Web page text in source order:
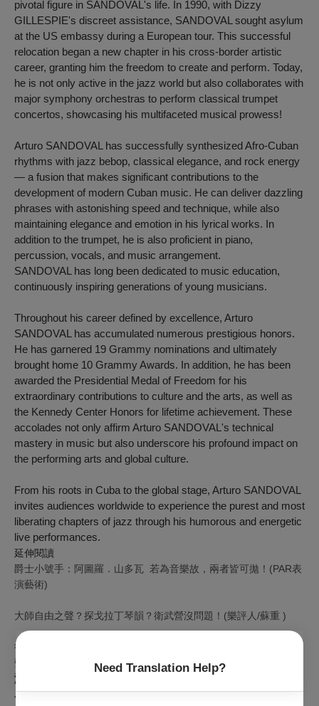
Need Translation Help?
pivotal figure in SANDOVAL's life. In 1990, with Dizzy
GILLESPIE's discreet assistance, SANDOVAL sought asylum
at the US embassy during a European tour. This successful
relocation began a new chapter in his cross-border artistic
career, granting him the freedom to create and perform. Today,
he is not only active in the jazz world but also collaborates with
major symphony orchestras to perform classical trumpet
concertos, showcasing his multifaceted musical prowess!
Arturo SANDOVAL has successfully synthesized Afro-Cuban
rhythms with jazz bebop, classical elegance, and rock energy
— a fusion that makes significant contributions to the
development of modern Cuban music. He can deliver dazzling
phrases with astonishing speed and technique, while also
maintaining elegance and emotion in his lyrical works. In
addition to the trumpet, he is also proficient in piano,
percussion, vocals, and music arrangement.
SANDOVAL has long been dedicated to music education,
continuously inspiring generations of young musicians.
Throughout his career defined by excellence, Arturo
SANDOVAL has accumulated numerous prestigious honors.
He has garnered 19 Grammy nominations and ultimately
brought home 10 Grammy Awards. In addition, he has been
awarded the Presidential Medal of Freedom for his
extraordinary contributions to culture and the arts, as well as
the Kennedy Center Honors for lifetime achievement. These
accolades not only affirm Arturo SANDOVAL's technical
mastery in music but also underscore his profound impact on
the performing arts and global culture.
From his roots in Cuba to the global stage, Arturo SANDOVAL
invites audiences worldwide to experience the purest and most
liberating chapters of jazz through his humorous and energetic
live performances.
延伸閱讀
爵士小號手：阿圖羅．山多瓦 若為音樂故，兩者皆可拋！(PAR表
演藝術)
大師自由之聲？探戈拉丁琴韻？衛武營沒問題！(樂評人/蘇重 )
從古巴到世界舞台，阿圖羅・山多瓦如何以爵士樂重寫「自由」的
聲音 (GQ Taiwan )
演出人員名單
小號｜阿圖羅．山多瓦、凱斯．菲亞拉